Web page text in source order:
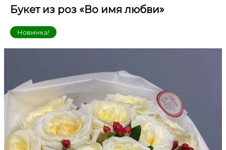
Букет из роз «Во имя любви»
Новинка!